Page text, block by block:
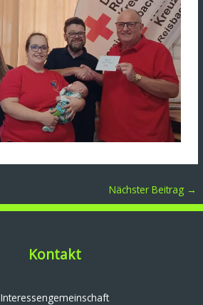
Nächster Beitrag →
Kontakt
Interessengemeinschaft